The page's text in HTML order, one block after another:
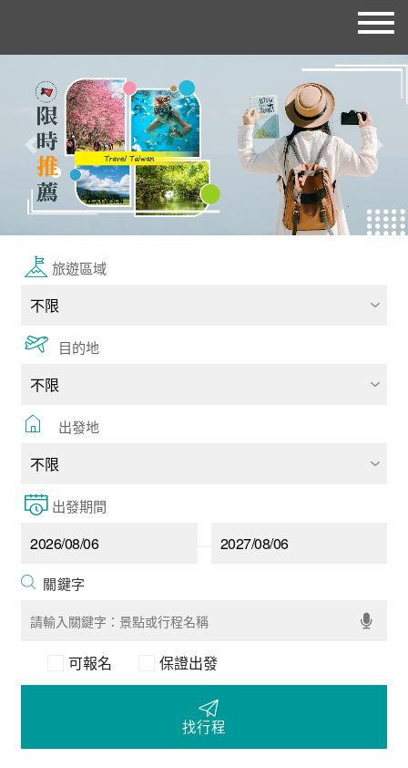
往前 往後
旅遊區域
目的地
出發地
出發期間
可報名 保證出發
找行程